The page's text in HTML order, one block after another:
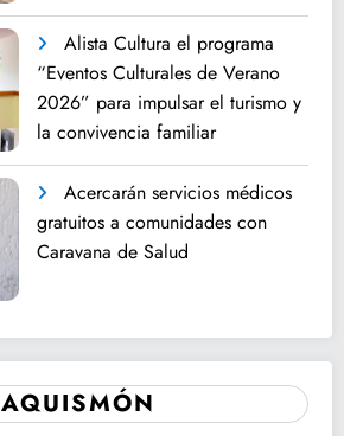
Alista Cultura el programa
“Eventos Culturales de Verano
2026” para impulsar el turismo y
la convivencia familiar
Acercarán servicios médicos
gratuitos a comunidades con
Caravana de Salud
AQUISMÓN